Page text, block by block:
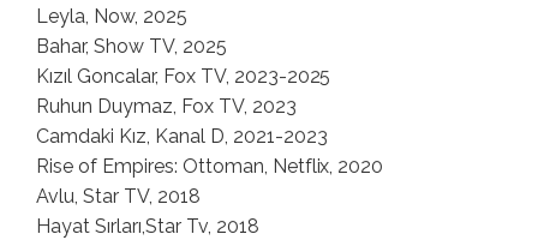
Leyla, Now, 2025
Bahar, Show TV, 2025
Kızıl Goncalar, Fox TV, 2023-2025
Ruhun Duymaz, Fox TV, 2023
Camdaki Kız, Kanal D, 2021-2023
Rise of Empires: Ottoman, Netflix, 2020
Avlu, Star TV, 2018
Hayat Sırları,Star Tv, 2018